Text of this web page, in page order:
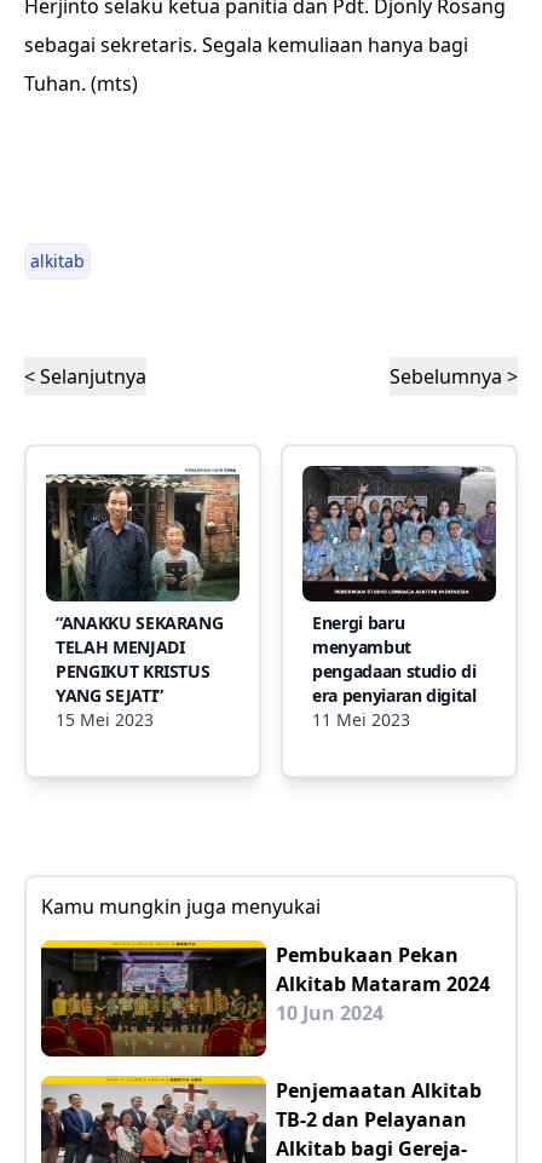
Herjinto selaku ketua panitia dan Pdt. Djonly Rosang
sebagai sekretaris. Segala kemuliaan hanya bagi
Tuhan. (mts)
alkitab
< Selanjutnya Sebelumnya >
“ANAKKU SEKARANG
TELAH MENJADI
PENGIKUT KRISTUS
YANG SEJATI”
15 Mei 2023
Energi baru
menyambut
pengadaan studio di
era penyiaran digital
11 Mei 2023
Kamu mungkin juga menyukai
Pembukaan Pekan
Alkitab Mataram 2024
10 Jun 2024
Penjemaatan Alkitab
TB-2 dan Pelayanan
Alkitab bagi Gereja-